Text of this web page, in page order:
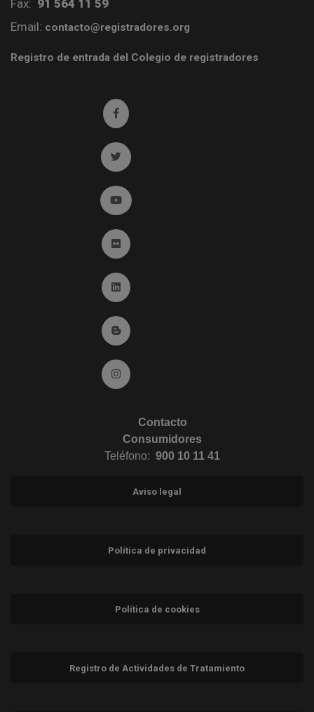
Fax: 91 564 11 59
Email: contacto@registradores.org
Registro de entrada del Colegio de registradores
Ir a facebook (abre en ventana nueva)
Ir a twitter (abre en ventana nueva)
Ir a YouTube (abre en ventana nueva)
Ir a Flickr (abre en ventana nueva)
Ir a Linkedin (abre en ventana nueva)
Ir al Blog (abre en ventana nueva)
Ir a Instagram (abre en ventana nueva)
Contacto
Consumidores
Teléfono: 900 10 11 41
Aviso legal
Política de privacidad
Política de cookies
Registro de Actividades de Tratamiento